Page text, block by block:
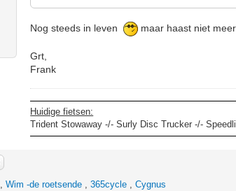
Nog steeds in leven maar haast niet
Grt,
Frank
Huidige fietsen:
Trident Stowaway -/- Surly Disc Trucker -/-
,Wim -de roetsende ,365cycle ,Cygnus